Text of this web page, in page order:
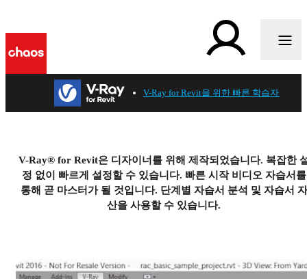
V-Ray for Revit을 위한 빠른 학습자료들
V-Ray® for Revit은 디자이너를 위해 제작되었습니다. 복잡한
정 없이 빠르게 설정할 수 있습니다. 빠른 시작 비디오 자습서를
통해 곧 마스터가 될 것입니다. 단계별 자습서 분석 및 자습서 자
산을 사용할 수 있습니다.